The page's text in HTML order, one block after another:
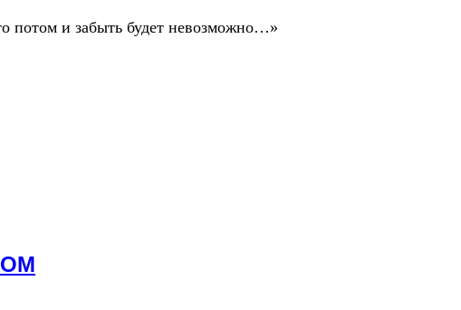
потом и забыть будет невозможно…»